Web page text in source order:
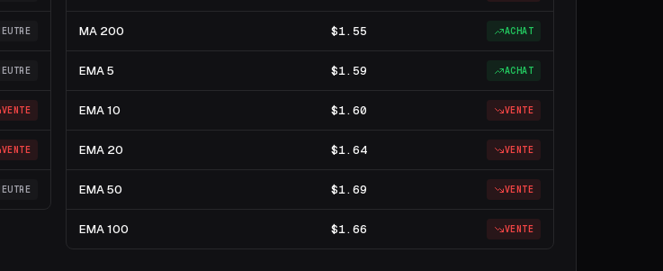
VENTE
VENTE
MA 200 $1.55 ACHAT
EMA 5 $1.59 ACHAT
EMA 10 $1.60 VENTE
EMA 20 $1.64 VENTE
EMA 50 $1.69 VENTE
EMA 100 $1.66 VENTE